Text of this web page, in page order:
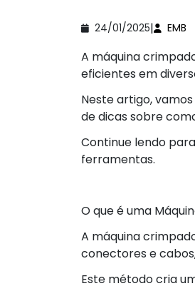
24/01/2025| EMB
A máquina
eficientes em
Neste artigo,
de dicas sobre
Continue lendo
ferramentas.
O que é uma
A máquina
conectores e
Este método cria